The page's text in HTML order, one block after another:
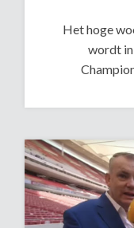
Het hoge
wordt in